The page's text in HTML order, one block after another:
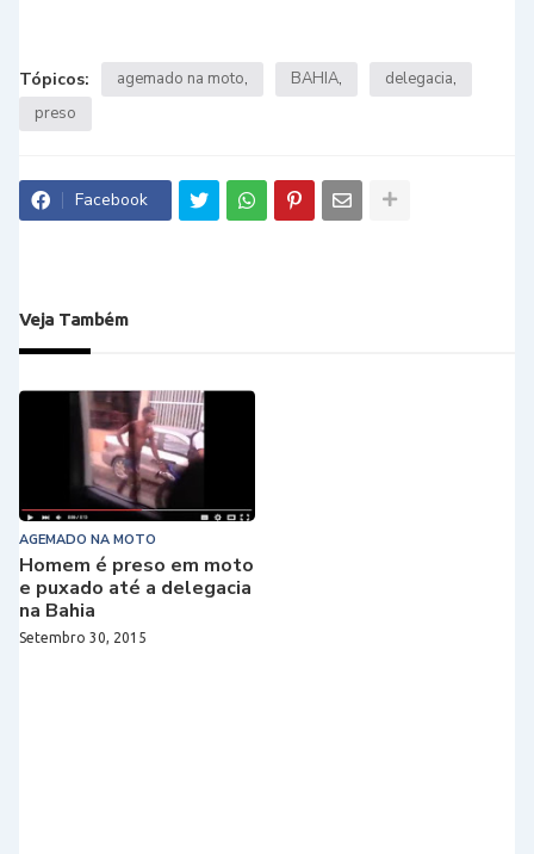
Tópicos: agemado na moto BAHIA
delegacia
preso
Facebook
Veja Também
AGEMADO NA MOTO
Homem é preso em moto
e puxado até a delegacia
na Bahia
Setembro 30, 2015